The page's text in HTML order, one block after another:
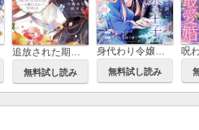
無料試し読み 無料試し読み